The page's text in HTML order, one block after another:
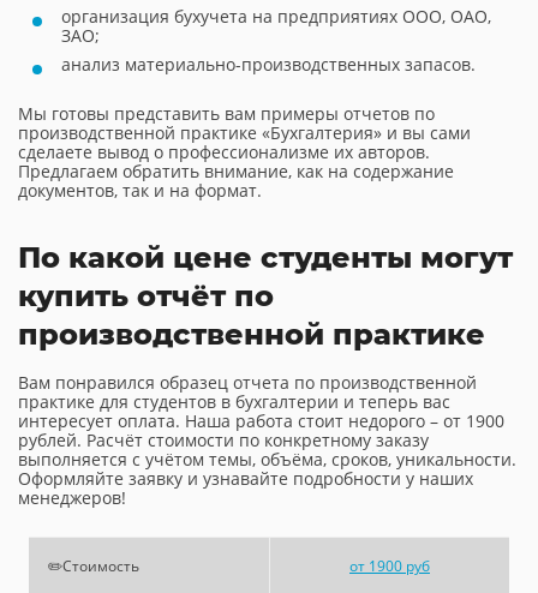
организация бухучета на предприятиях ООО, ОАО,
ЗАО;
анализ материально-производственных запасов.
Мы готовы представить вам примеры отчетов по
производственной практике «Бухгалтерия» и вы сами
сделаете вывод о профессионализме их авторов.
Предлагаем обратить внимание, как на содержание
документов, так и на формат.
По какой цене студенты могут
купить отчёт по
производственной практике
Вам понравился образец отчета по производственной
практике для студентов в бухгалтерии и теперь вас
интересует оплата. Наша работа стоит недорого – от 1900
рублей. Расчёт стоимости по конкретному заказу
выполняется с учётом темы, объёма, сроков, уникальности.
Оформляйте заявку и узнавайте подробности у наших
менеджеров!
✏️Стоимость от 1900 руб